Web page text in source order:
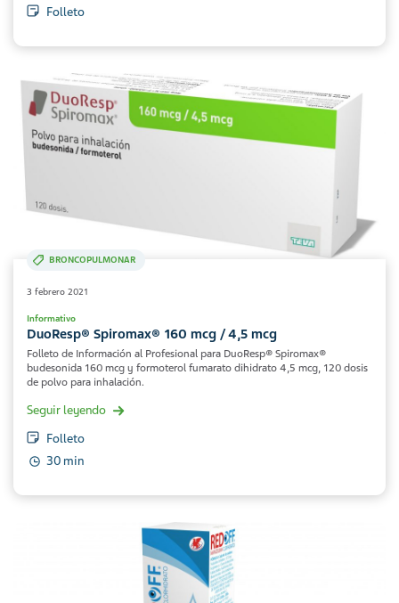
Folleto
BRONCOPULMONAR
3 febrero 2021
Informativo
DuoResp® Spiromax® 160 mcg / 4,5 mcg
Folleto de Información al Profesional para DuoResp® Spiromax®
budesonida 160 mcg y formoterol fumarato dihidrato 4,5 mcg, 120 dosis
de polvo para inhalación.
Seguir leyendo
Folleto
30 min